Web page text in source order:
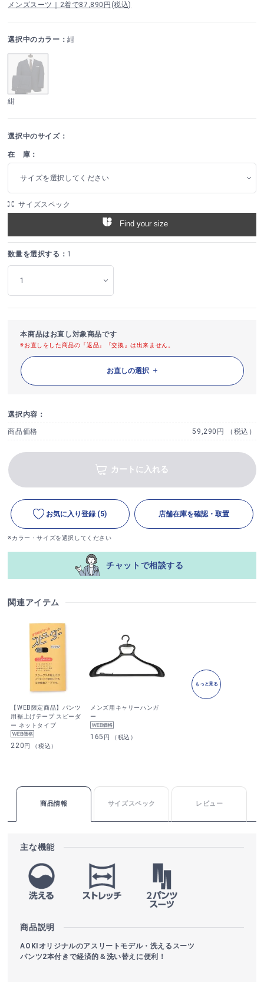
メンズスーツ｜2着で87,890円(税込)
選択中のカラー：紺
紺
選択中のサイズ：
在 庫：
サイズを選択してください
サイズスペック
Find your size
数量を選択する： 1
本商品はお直し対象商品です
※お直しをした商品の『返品』『交換』は出来ません。
お直しの選択
選択内容：
商品価格 59,290円 （税込）
カートに入れる
お気に入り登録 (5) 店舗在庫を確認・取置
※カラー・サイズを選択してください
チャットで相談する
関連アイテム
【WEB限定商品】パンツ
用裾上げテープ スピーダ
ー ネットタイプ
220円 （税込）
メンズ用キャリーハンガ
ー
165 円 （税込）
もっと見る
商品情報 サイズスペック レビュー
主な機能
商品説明
AOKIオリジナルのアスリートモデル・洗えるスーツ
パンツ2本付きで経済的＆洗い替えに便利！